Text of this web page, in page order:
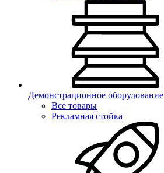
Демонстрационное оборудование
Все товары
Рекламная стойка